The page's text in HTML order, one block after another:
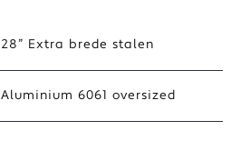
28” Extra brede stalen
Aluminium 6061 oversized